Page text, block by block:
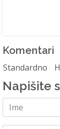
Komentari
Standardno
Napišite